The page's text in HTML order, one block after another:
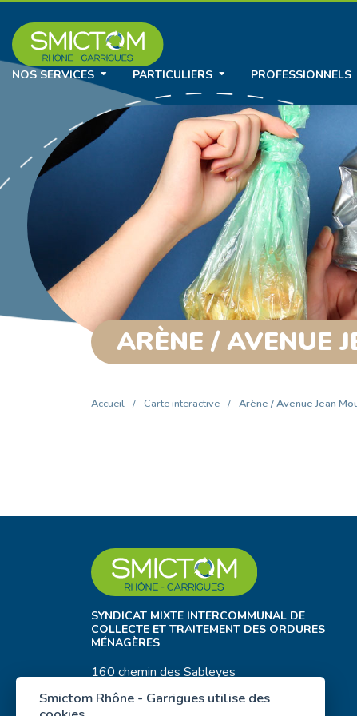
NOS SERVICES PARTICULIERS PROFESSIONNELS
ARÈNE / AVENUE
Accueil / Carte interactive / Arène / Avenue Jean
SYNDICAT MIXTE INTERCOMMUNAL DE
COLLECTE ET TRAITEMENT DES ORDURES
MÉNAGÈRES
160 chemin des Sableyes
30400 Villeneuve-Lez-Avignon
Smictom Rhône - Garrigues utilise des